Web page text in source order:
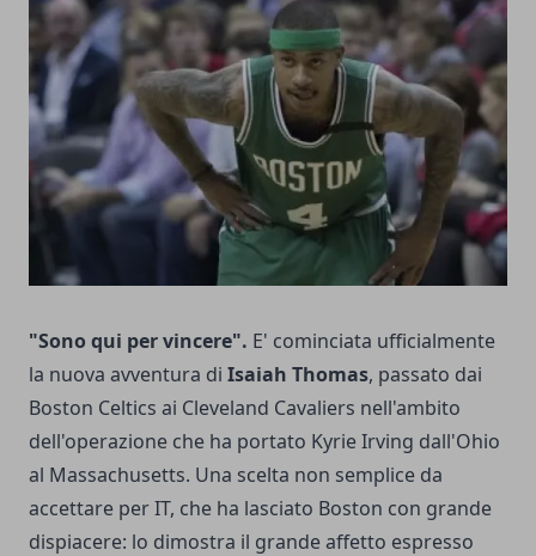
"Sono qui per vincere". E' cominciata ufficialmente
la nuova avventura di Isaiah Thomas, passato dai
Boston Celtics ai Cleveland Cavaliers nell'ambito
dell'operazione che ha portato Kyrie Irving dall'Ohio
al Massachusetts. Una scelta non semplice da
accettare per IT, che ha lasciato Boston con grande
dispiacere: lo dimostra il grande affetto espresso